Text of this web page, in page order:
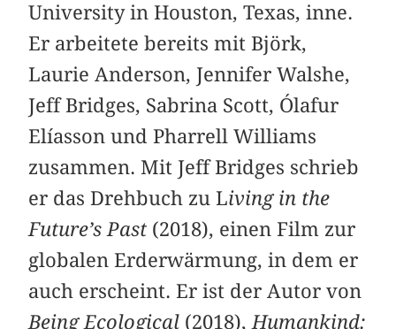
University in Houston, Texas, inne.
Er arbeitete bereits mit Björk,
Laurie Anderson, Jennifer Walshe,
Jeff Bridges, Sabrina Scott, Ólafur
Elíasson und Pharrell Williams
zusammen. Mit Jeff Bridges schrieb
er das Drehbuch zu Living in the
Future’s Past (2018), einen Film zur
globalen Erderwärmung, in dem er
auch erscheint. Er ist der Autor von
Being Ecological (2018), Humankind: